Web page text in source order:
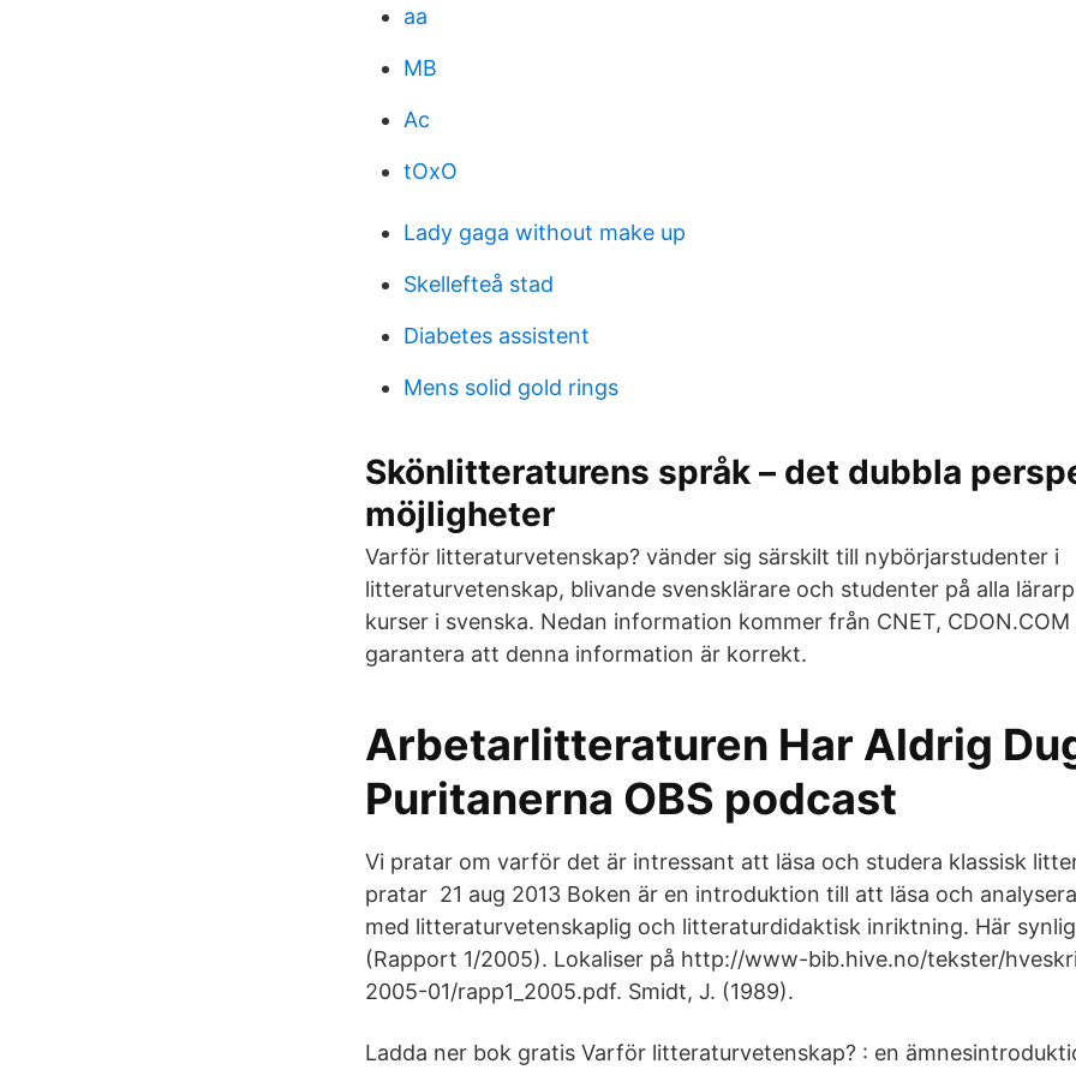
aa
MB
Ac
tOxO
Lady gaga without make up
Skellefteå stad
Diabetes assistent
Mens solid gold rings
Skönlitteraturens språk – det dubbla
möjligheter
Varför litteraturvetenskap? vänder sig särskilt till nybörjar­studenter i
litteraturvetenskap, blivande svensklärare och studenter på alla
kurser i svenska. Nedan information kommer från CNET,
garantera att denna information är korrekt.
Arbetarlitteraturen Har Aldrig
Puritanerna OBS podcast
Vi pratar om varför det är intressant att läsa och studera klassisk
pratar 21 aug 2013 Boken är en introduktion till att läsa och
med litteraturvetenskaplig och litteraturdidaktisk inriktning. Här
(Rapport 1/2005). Lokaliser på http://www-bib.hive.no/tekster/
2005-01/rapp1_2005.pdf. Smidt, J. (1989).
Ladda ner bok gratis Varför litteraturvetenskap? : en